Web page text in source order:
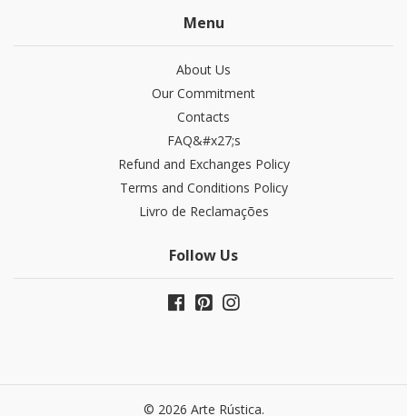
Menu
About Us
Our Commitment
Contacts
FAQ&#x27;s
Refund and Exchanges​ Policy
Terms and Conditions Policy
Livro de Reclamações
Follow Us
© 2026 Arte Rústica.